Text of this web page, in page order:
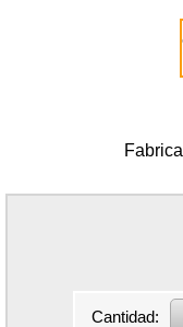
Cantidad: